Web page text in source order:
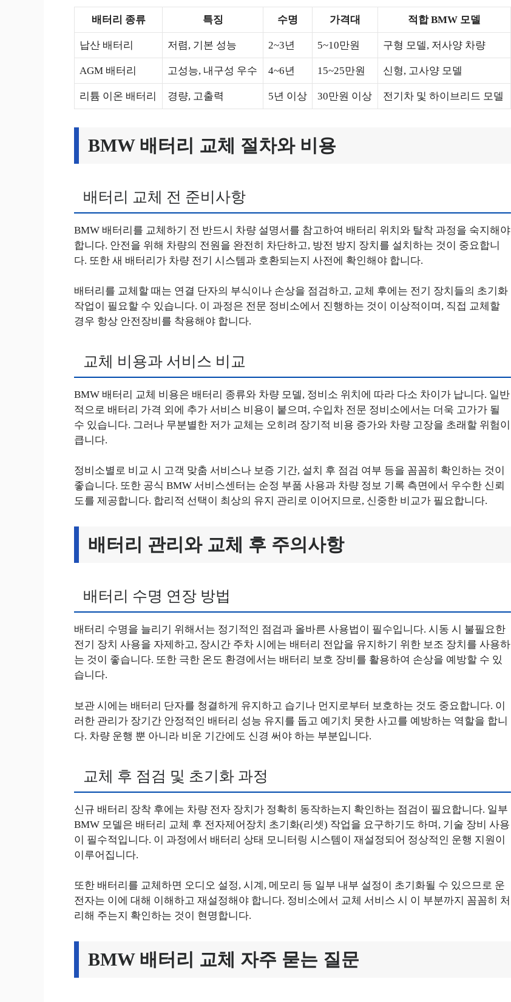
배터리 종류 특징 수명 가격대 적합 BMW 모델
납산 배터리 저렴, 기본 성능 2~3년 5~10만원 구형 모델, 저사양 차량
AGM 배터리 고성능, 내구성 우수 4~6년 15~25만원 신형, 고사양 모델
리튬 이온 배터리 경량, 고출력 5년 이상 30만원 이상 전기차 및 하이브리드 모델
BMW 배터리 교체 절차와 비용
배터리 교체 전 준비사항
BMW 배터리를 교체하기 전 반드시 차량 설명서를 참고하여 배터리 위치와 탈착 과정을 숙지해야
합니다. 안전을 위해 차량의 전원을 완전히 차단하고, 방전 방지 장치를 설치하는 것이 중요합니
다. 또한 새 배터리가 차량 전기 시스템과 호환되는지 사전에 확인해야 합니다.
배터리를 교체할 때는 연결 단자의 부식이나 손상을 점검하고, 교체 후에는 전기 장치들의 초기화
작업이 필요할 수 있습니다. 이 과정은 전문 정비소에서 진행하는 것이 이상적이며, 직접 교체할
경우 항상 안전장비를 착용해야 합니다.
교체 비용과 서비스 비교
BMW 배터리 교체 비용은 배터리 종류와 차량 모델, 정비소 위치에 따라 다소 차이가 납니다. 일반
적으로 배터리 가격 외에 추가 서비스 비용이 붙으며, 수입차 전문 정비소에서는 더욱 고가가 될
수 있습니다. 그러나 무분별한 저가 교체는 오히려 장기적 비용 증가와 차량 고장을 초래할 위험이
큽니다.
정비소별로 비교 시 고객 맞춤 서비스나 보증 기간, 설치 후 점검 여부 등을 꼼꼼히 확인하는 것이
좋습니다. 또한 공식 BMW 서비스센터는 순정 부품 사용과 차량 정보 기록 측면에서 우수한 신뢰
도를 제공합니다. 합리적 선택이 최상의 유지 관리로 이어지므로, 신중한 비교가 필요합니다.
배터리 관리와 교체 후 주의사항
배터리 수명 연장 방법
배터리 수명을 늘리기 위해서는 정기적인 점검과 올바른 사용법이 필수입니다. 시동 시 불필요한
전기 장치 사용을 자제하고, 장시간 주차 시에는 배터리 전압을 유지하기 위한 보조 장치를 사용하
는 것이 좋습니다. 또한 극한 온도 환경에서는 배터리 보호 장비를 활용하여 손상을 예방할 수 있
습니다.
보관 시에는 배터리 단자를 청결하게 유지하고 습기나 먼지로부터 보호하는 것도 중요합니다. 이
러한 관리가 장기간 안정적인 배터리 성능 유지를 돕고 예기치 못한 사고를 예방하는 역할을 합니
다. 차량 운행 뿐 아니라 비운 기간에도 신경 써야 하는 부분입니다.
교체 후 점검 및 초기화 과정
신규 배터리 장착 후에는 차량 전자 장치가 정확히 동작하는지 확인하는 점검이 필요합니다. 일부
BMW 모델은 배터리 교체 후 전자제어장치 초기화(리셋) 작업을 요구하기도 하며, 기술 장비 사용
이 필수적입니다. 이 과정에서 배터리 상태 모니터링 시스템이 재설정되어 정상적인 운행 지원이
이루어집니다.
또한 배터리를 교체하면 오디오 설정, 시계, 메모리 등 일부 내부 설정이 초기화될 수 있으므로 운
전자는 이에 대해 이해하고 재설정해야 합니다. 정비소에서 교체 서비스 시 이 부분까지 꼼꼼히 처
리해 주는지 확인하는 것이 현명합니다.
BMW 배터리 교체 자주 묻는 질문